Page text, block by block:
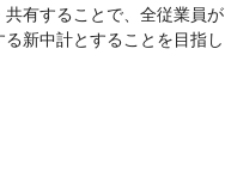
有することで、全従業員が
新中計とすることを目指し